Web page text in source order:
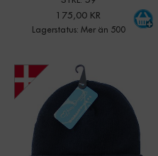
175,00 KR
Lagerstatus: Mer än 500
Qty: +